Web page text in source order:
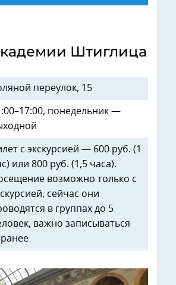
Штиглица
переулок, 15
понедельник —
с экскурсией — 600 руб. (1
или 800 руб. (1,5 часа).
возможно только с
сейчас они
в группах до 5
важно записываться